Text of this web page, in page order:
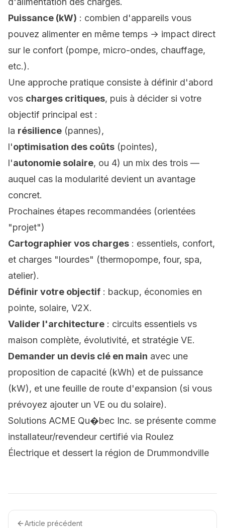
Puissance (kW) : combien d'appareils vous
pouvez alimenter en même temps → impact direct
sur le confort (pompe, micro-ondes, chauffage,
etc.).
Une approche pratique consiste à définir d'abord
vos charges critiques, puis à décider si votre
objectif principal est :
la résilience (pannes),
l'optimisation des coûts (pointes),
l'autonomie solaire, ou 4) un mix des trois —
auquel cas la modularité devient un avantage
concret.
Prochaines étapes recommandées (orientées
"projet")
Cartographier vos charges : essentiels, confort,
et charges "lourdes" (thermopompe, four, spa,
atelier).
Définir votre objectif : backup, économies en
pointe, solaire, V2X.
Valider l'architecture : circuits essentiels vs
maison complète, évolutivité, et stratégie VE.
Demander un devis clé en main avec une
proposition de capacité (kWh) et de puissance
(kW), et une feuille de route d'expansion (si vous
prévoyez ajouter un VE ou du solaire).
Solutions ACME Qu�bec Inc. se présente comme
installateur/revendeur certifié via Roulez
Électrique et dessert la région de Drummondville
Article précédent